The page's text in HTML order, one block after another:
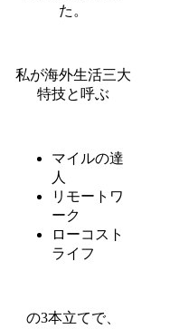
た。
私が海外生活三大
特技と呼ぶ
マイルの達
人
リモートワ
ーク
ローコスト
ライフ
の3本立てで、